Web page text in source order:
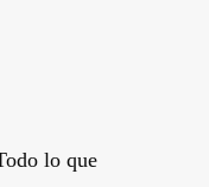
lo que